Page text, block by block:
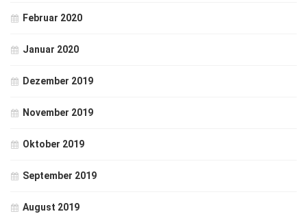
Februar 2020
Januar 2020
Dezember 2019
November 2019
Oktober 2019
September 2019
August 2019